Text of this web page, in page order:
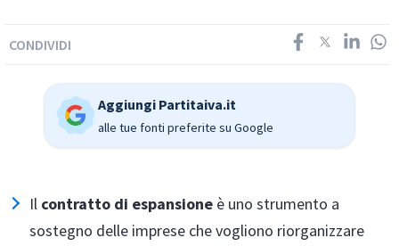
CONDIVIDI
Aggiungi Partitaiva.it
alle tue fonti preferite su Google
Il contratto di espansione è uno strumento a
sostegno delle imprese che vogliono riorganizzare